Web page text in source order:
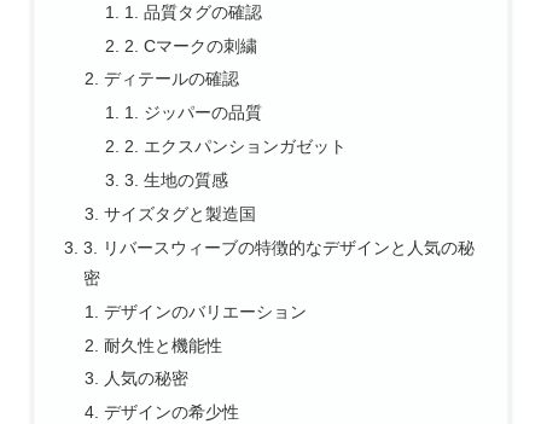
1. 品質タグの確認
2. Cマークの刺繍
ディテールの確認
1. ジッパーの品質
2. エクスパンションガゼット
3. 生地の質感
サイズタグと製造国
3. リバースウィーブの特徴的なデザインと人気の秘
密
デザインのバリエーション
耐久性と機能性
人気の秘密
デザインの希少性